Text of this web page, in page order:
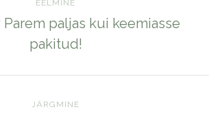
EELMINE
Parem paljas kui keemiasse
pakitud!
JÄRGMINE